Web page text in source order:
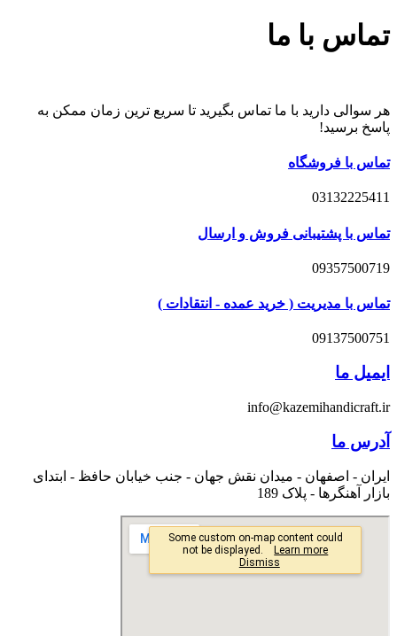
تماس با ما
هر سوالی دارید با ما تماس بگیرید تا سریع ترین زمان ممکن به
پاسخ برسید!
تماس با فروشگاه
03132225411
تماس با پشتیبانی فروش و ارسال
09357500719
تماس با مدیریت ( خرید عمده - انتقادات )
09137500751
ایمیل ما
info@kazemihandicraft.ir
آدرس ما
ایران - اصفهان - میدان نقش جهان - جنب خیابان حافظ - ابتدای
بازار آهنگرها - پلاک 189